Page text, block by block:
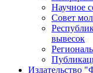
Научное
Совет
вывесок
Издательство